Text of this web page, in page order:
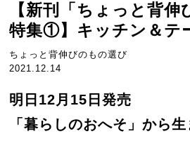
【新刊「ちょっと背伸
特集①】キッチン＆テ
ちょっと背伸びのもの選び
2021.12.14
明日12月15日発売
「暮らしのおへそ」から